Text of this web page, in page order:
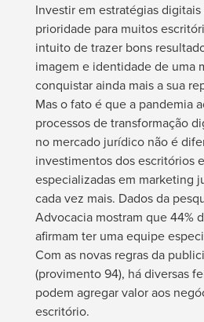
Investir em estratégias
prioridade para muitos
intuito de trazer bons
imagem e identidade de uma
conquistar ainda mais a sua
Mas o fato é que a pandemia
processos de transformação
no mercado jurídico não é
investimentos dos escritórios
especializadas em marketing
cada vez mais. Dados da
Advocacia mostram que 44%
afirmam ter uma equipe
Com as novas regras da
(provimento 94), há diversas
podem agregar valor aos
escritório.